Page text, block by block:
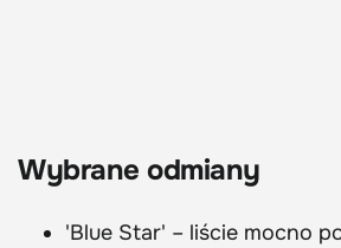
Wybrane odmiany
'Blue Star' – liście mocno